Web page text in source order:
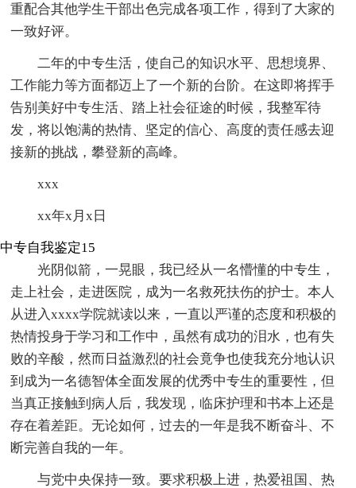
重配合其他学生干部出色完成各项工作，得到了大家的
一致好评。
二年的中专生活，使自己的知识水平、思想境界、
工作能力等方面都迈上了一个新的台阶。在这即将挥手
告别美好中专生活、踏上社会征途的时候，我整军待
发，将以饱满的热情、坚定的信心、高度的责任感去迎
接新的挑战，攀登新的高峰。
xxx
xx年x月x日
中专自我鉴定15
光阴似箭，一晃眼，我已经从一名懵懂的中专生，
走上社会，走进医院，成为一名救死扶伤的护士。本人
从进入xxxx学院就读以来，一直以严谨的态度和积极的
热情投身于学习和工作中，虽然有成功的泪水，也有失
败的辛酸，然而日益激烈的社会竟争也使我充分地认识
到成为一名德智体全面发展的优秀中专生的重要性，但
当真正接触到病人后，我发现，临床护理和书本上还是
存在着差距。无论如何，过去的一年是我不断奋斗、不
断完善自我的一年。
与党中央保持一致。要求积极上进，热爱祖国、热